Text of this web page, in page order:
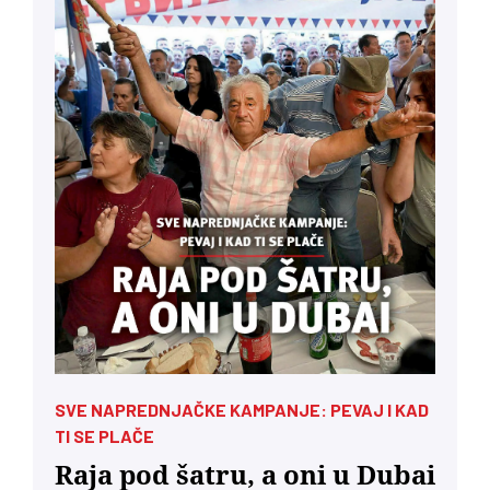
SVE NAPREDNJAČKE KAMPANJE: PEVAJ I KAD
TI SE PLAČE
Raja pod šatru, a oni u Dubai